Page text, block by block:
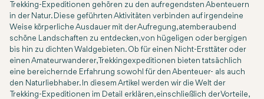
Trekking-Expeditionen gehören zu den aufregendsten Abenteuern
in der Natur. Diese geführten Aktivitäten verbinden auf irgendeine
Weise körperliche Ausdauer mit der Aufregung, atemberaubend
schöne Landschaften zu entdecken, von hügeligen oder bergigen
bis hin zu dichten Waldgebieten. Ob für einen Nicht-Ersttäter oder
einen Amateurwanderer, Trekkingexpeditionen bieten tatsächlich
eine bereichernde Erfahrung sowohl für den Abenteuer- als auch
den Naturliebhaber. In diesem Artikel werden wir die Welt der
Trekking-Expeditionen im Detail erklären, einschließlich der Vorteile,